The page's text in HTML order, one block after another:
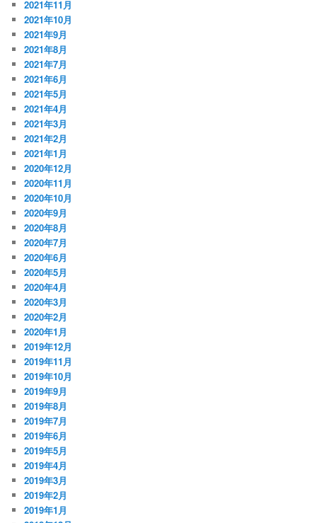
2021年11月
2021年10月
2021年9月
2021年8月
2021年7月
2021年6月
2021年5月
2021年4月
2021年3月
2021年2月
2021年1月
2020年12月
2020年11月
2020年10月
2020年9月
2020年8月
2020年7月
2020年6月
2020年5月
2020年4月
2020年3月
2020年2月
2020年1月
2019年12月
2019年11月
2019年10月
2019年9月
2019年8月
2019年7月
2019年6月
2019年5月
2019年4月
2019年3月
2019年2月
2019年1月